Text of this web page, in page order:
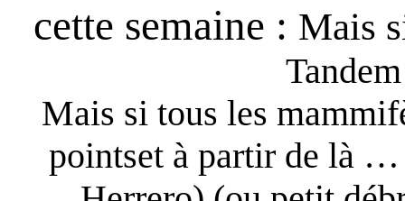
cette semaine : Mais
Mais si tous les
pointset à partir de là